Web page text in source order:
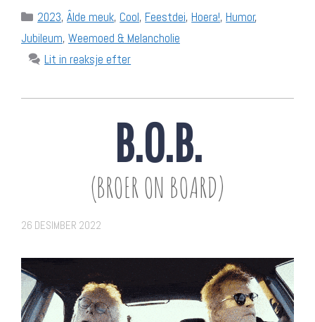
Categories
2023,Âlde meuk, Cool, Feestdei, Hoera!, Humor,
Jubileum, Weemoed & Melancholie
Lit in reaksje efter
B.O.B.
(BROER ON BOARD)
26 DESIMBER 2022